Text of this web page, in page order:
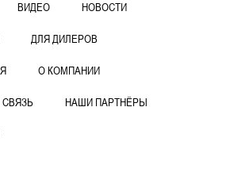
ВИДЕО НОВОСТИ
ДЛЯ ДИЛЕРОВ
О КОМПАНИИ
НАШИ ПАРТНЁРЫ